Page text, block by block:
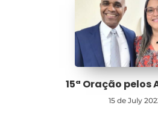
15ª Oração pelos
15 de July